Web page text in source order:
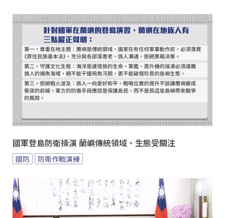
國軍登島防衛操演 蘭嶼傳統領域、生態受關注
國防 防衛作戰演練